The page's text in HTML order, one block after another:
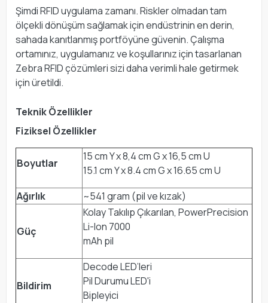
Şimdi RFID uygulama zamanı. Riskler olmadan tam
ölçekli dönüşüm sağlamak için endüstrinin en derin,
sahada kanıtlanmış portföyüne güvenin. Çalışma
ortamınız, uygulamanız ve koşullarınız için tasarlanan
Zebra RFID çözümleri sizi daha verimli hale getirmek
için üretildi.
Teknik Özellikler
Fiziksel Özellikler
Boyutlar
15 cm Y x 8,4 cm G x 16,5 cm U
15.1 cm Y x 8.4 cm G x 16.65 cm U
Ağırlık
~541 gram (pil ve kızak)
Güç
Kolay Takılıp Çıkarılan, PowerPrecision
Li-Ion 7000
mAh pil
Bildirim
Decode LED’leri
Pil Durumu LED'i
Bipleyici